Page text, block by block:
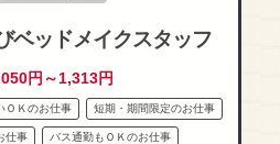
ベッドメイクスタッフ
円～1,313円
ＯＫのお仕事 短期・期間限定のお仕事
仕事 バス通勤もＯＫのお仕事